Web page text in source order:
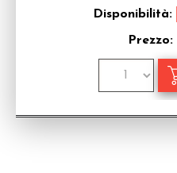
Disponibilità:
Prezzo: